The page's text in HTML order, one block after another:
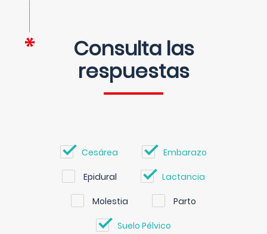
Consulta las
respuestas
Cesárea Embarazo
Epidural Lactancia
Molestia Parto
Suelo Pélvico